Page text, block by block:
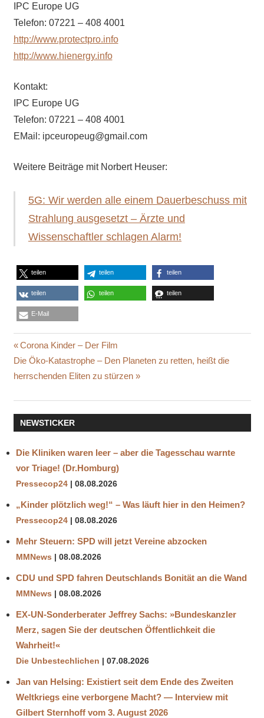
IPC Europe UG
Telefon: 07221 – 408 4001
http://www.protectpro.info
http://www.hienergy.info
Kontakt:
IPC Europe UG
Telefon: 07221 – 408 4001
EMail: ipceuropeug@gmail.com
Weitere Beiträge mit Norbert Heuser:
5G: Wir werden alle einem Dauerbeschuss mit
Strahlung ausgesetzt – Ärzte und
Wissenschaftler schlagen Alarm!
teilen teilen teilen
teilen teilen teilen
E-Mail
BLOCKADEN
CHI
ENERGIEFLUSS
ERSCHLAFFUNG
IPC
EUROPE
KINESIOLOGIE
HEUSER
TRADITIONELLE
MEDIZIN
ZELLGEDÄCHTNIS
Beitragsnavigation
Vorheriger
Beitrag:
Corona Kinder – Der Film
Nächster
Beitrag:
Die Öko-Katastrophe – Den Planeten zu retten, heißt die
herrschenden Eliten zu stürzen
NEWSTICKER
Die Kliniken waren leer – aber die Tagesschau warnte
vor Triage! (Dr.Homburg)
Pressecop24 08.08.2026
„Kinder plötzlich weg!“ – Was läuft hier in den Heimen?
Pressecop24 08.08.2026
Mehr Steuern: SPD will jetzt Vereine abzocken
MMNews 08.08.2026
CDU und SPD fahren Deutschlands Bonität an die Wand
MMNews 08.08.2026
EX-UN-Sonderberater Jeffrey Sachs: »Bundeskanzler
Merz, sagen Sie der deutschen Öffentlichkeit die
Wahrheit!«
Die Unbestechlichen 07.08.2026
Jan van Helsing: Existiert seit dem Ende des Zweiten
Weltkriegs eine verborgene Macht? — Interview mit
Gilbert Sternhoff vom 3. August 2026